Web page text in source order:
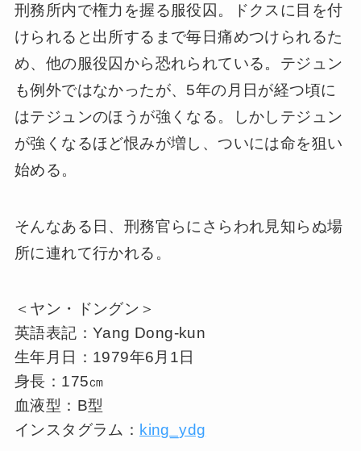
刑務所内で権力を握る服役囚。ドクスに目を付
けられると出所するまで毎日痛めつけられるた
め、他の服役囚から恐れられている。テジュン
も例外ではなかったが、5年の月日が経つ頃に
はテジュンのほうが強くなる。しかしテジュン
が強くなるほど恨みが増し、ついには命を狙い
始める。
そんなある日、刑務官らにさらわれ見知らぬ場
所に連れて行かれる。
＜ヤン・ドングン＞
英語表記：Yang Dong-kun
生年月日：1979年6月1日
身長：175㎝
血液型：B型
インスタグラム： king_ydg